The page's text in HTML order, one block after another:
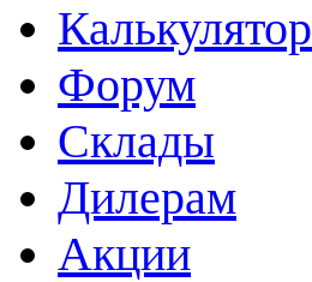
Калькулятор
Форум
Склады
Дилерам
Акции